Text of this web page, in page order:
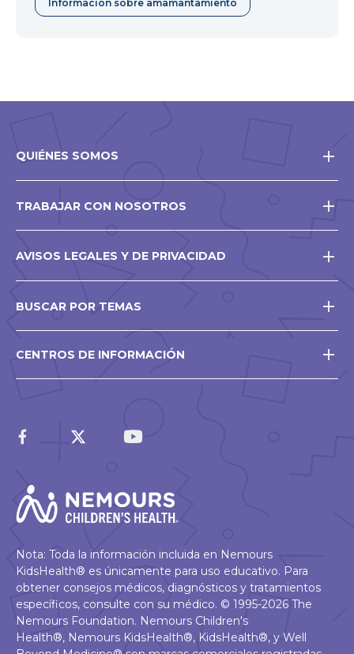
Información sobre amamantamiento
QUIÉNES SOMOS
TRABAJAR CON NOSOTROS
AVISOS LEGALES Y DE PRIVACIDAD
BUSCAR POR TEMAS
CENTROS DE INFORMACIÓN
Nota: Toda la información incluida en Nemours
KidsHealth® es únicamente para uso educativo. Para
obtener consejos médicos, diagnósticos y tratamientos
específicos, consulte con su médico. © 1995-2026 The
Nemours Foundation. Nemours Children's
Health®, Nemours KidsHealth®, KidsHealth®, y Well